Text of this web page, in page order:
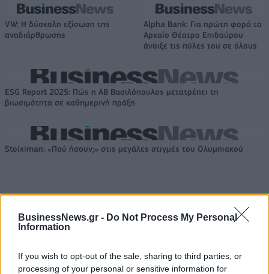
BusinessNews.gr - Do Not Process My Personal
Information
If you wish to opt-out of the sale, sharing to third parties, or
processing of your personal or sensitive information for
VW: Η δύσκολη εξίσωση της
αναδιάρθρωσης
Alpha Bank: Για πρώτη φορά το
Αρχαίο Θέατρο Επιδαύρου
άνοιξε τις πύλες του σε όλους
ESG Report 2025: Πώς η ΑΒ Βασιλόπουλος μετατρέπει τη
βιωσιμότητα σε καθημερινή πράξη
Stoiximan: «Πού ήσουν;» στις μεγάλες στιγμές του Ολυμπιακού
ΠΕΡΙΣΣΌΤΕΡΑ ΣΕ ΑΥΤΉ ΤΗΝ ΚΑΤΗΓΟΡΊΑ